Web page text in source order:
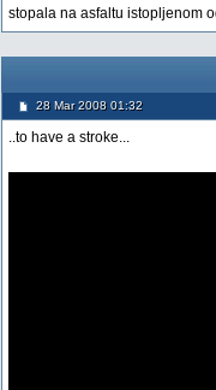
stopala na asfaltu istopljenom
28 Mar 2008 01:32
..to have a stroke...